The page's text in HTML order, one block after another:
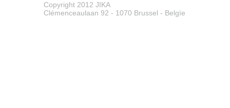
Copyright 2012 JIKA
Clémenceaulaan 92 - 1070 Brussel - Belgïe